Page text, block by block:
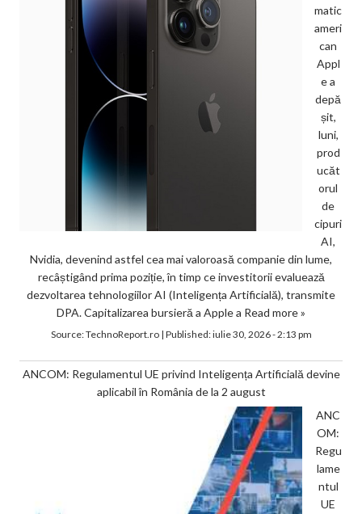
matic
ameri
can
Appl
e a
depă
șit,
luni,
prod
ucăt
orul
de
cipuri
AI,
Nvidia, devenind astfel cea mai valoroasă companie din lume,
recâștigând prima poziție, în timp ce investitorii evaluează
dezvoltarea tehnologiilor AI (Inteligența Artificială), transmite
DPA. Capitalizarea bursieră a Apple a Read more »
Source:TechnoReport.ro| Published:iulie 30, 2026 - 2:13 pm
ANCOM: Regulamentul UE privind Inteligența Artificială devine
aplicabil în România de la 2 august
ANC
OM:
Regu
lame
ntul
UE